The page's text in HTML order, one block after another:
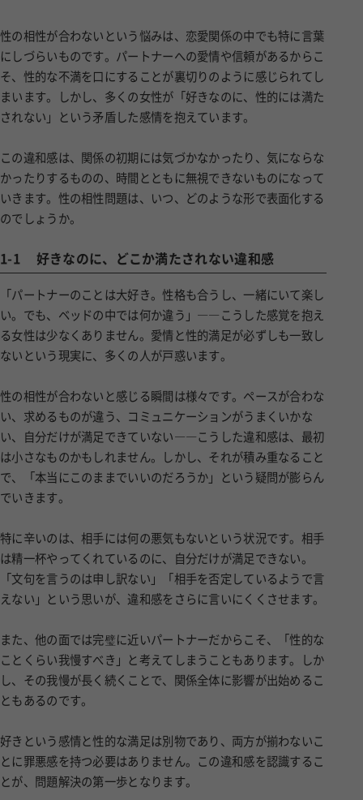
性の相性が合わないという悩みは、恋愛関係の中でも特に言葉
にしづらいものです。パートナーへの愛情や信頼があるからこ
そ、性的な不満を口にすることが裏切りのように感じられてし
まいます。しかし、多くの女性が「好きなのに、性的には満た
されない」という矛盾した感情を抱えています。
この違和感は、関係の初期には気づかなかったり、気にならな
かったりするものの、時間とともに無視できないものになって
いきます。性の相性問題は、いつ、どのような形で表面化する
のでしょうか。
1-1 好きなのに、どこか満たされない違和感
「パートナーのことは大好き。性格も合うし、一緒にいて楽し
い。でも、ベッドの中では何か違う」――こうした感覚を抱え
る女性は少なくありません。愛情と性的満足が必ずしも一致し
ないという現実に、多くの人が戸惑います。
性の相性が合わないと感じる瞬間は様々です。ペースが合わな
い、求めるものが違う、コミュニケーションがうまくいかな
い、自分だけが満足できていない――こうした違和感は、最初
は小さなものかもしれません。しかし、それが積み重なること
で、「本当にこのままでいいのだろうか」という疑問が膨らん
でいきます。
特に辛いのは、相手には何の悪気もないという状況です。相手
は精一杯やってくれているのに、自分だけが満足できない。
「文句を言うのは申し訳ない」「相手を否定しているようで言
えない」という思いが、違和感をさらに言いにくくさせます。
また、他の面では完璧に近いパートナーだからこそ、「性的な
ことくらい我慢すべき」と考えてしまうこともあります。しか
し、その我慢が長く続くことで、関係全体に影響が出始めるこ
ともあるのです。
好きという感情と性的な満足は別物であり、両方が揃わないこ
とに罪悪感を持つ必要はありません。この違和感を認識するこ
とが、問題解決の第一歩となります。